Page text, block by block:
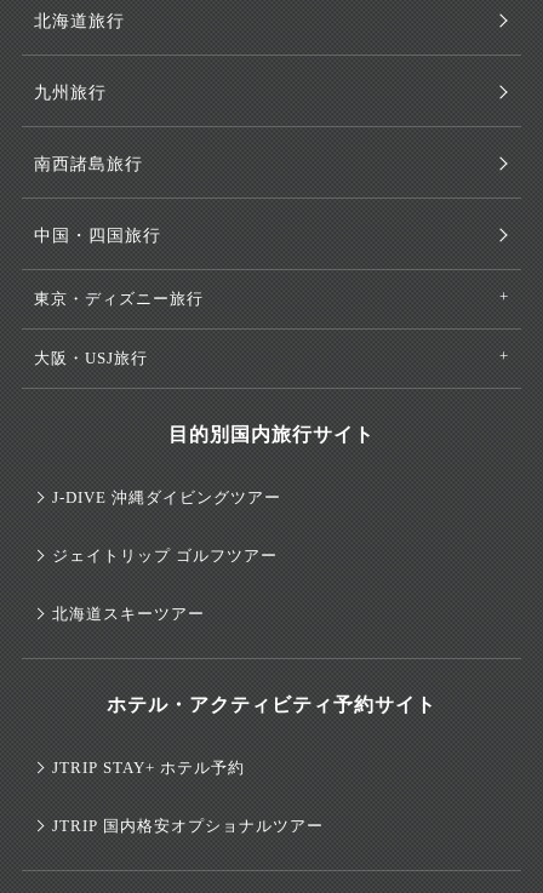
北海道旅行
九州旅行
南西諸島旅行
中国・四国旅行
東京・ディズニー旅行
大阪・USJ旅行
目的別国内旅行サイト
J-DIVE 沖縄ダイビングツアー
ジェイトリップ ゴルフツアー
北海道スキーツアー
ホテル・アクティビティ予約サイト
JTRIP STAY+ ホテル予約
JTRIP 国内格安オプショナルツアー